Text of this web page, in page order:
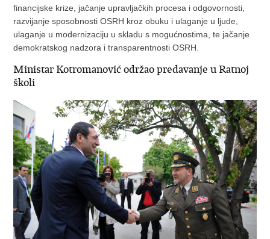
financijske krize, jačanje upravljačkih procesa i odgovornosti,
razvijanje sposobnosti OSRH kroz obuku i ulaganje u ljude,
ulaganje u modernizaciju u skladu s mogućnostima, te jačanje
demokratskog nadzora i transparentnosti OSRH.
Ministar Kotromanović održao predavanje u Ratnoj
školi